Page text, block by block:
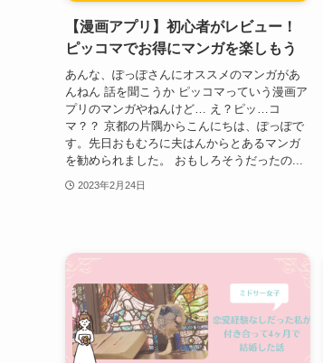
【漫画アプリ】初心者がレビュー！
ピッコマでお得にマンガを楽しもう
あんな、ぽっぽさんにオススメのマンガがあ
んねん 話を聞こうか ピッコマっていう漫画ア
プリのマンガやねんけど… え？ピッ…コ
マ？？ 京都の片隅からこんにちは、ぽっぽで
す。先日おもむろに夫はんからとあるマンガ
を勧められました。 おもしろそうだったの...
2023年2月24日